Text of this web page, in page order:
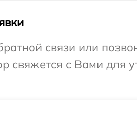
связи или
свяжется с Вами для